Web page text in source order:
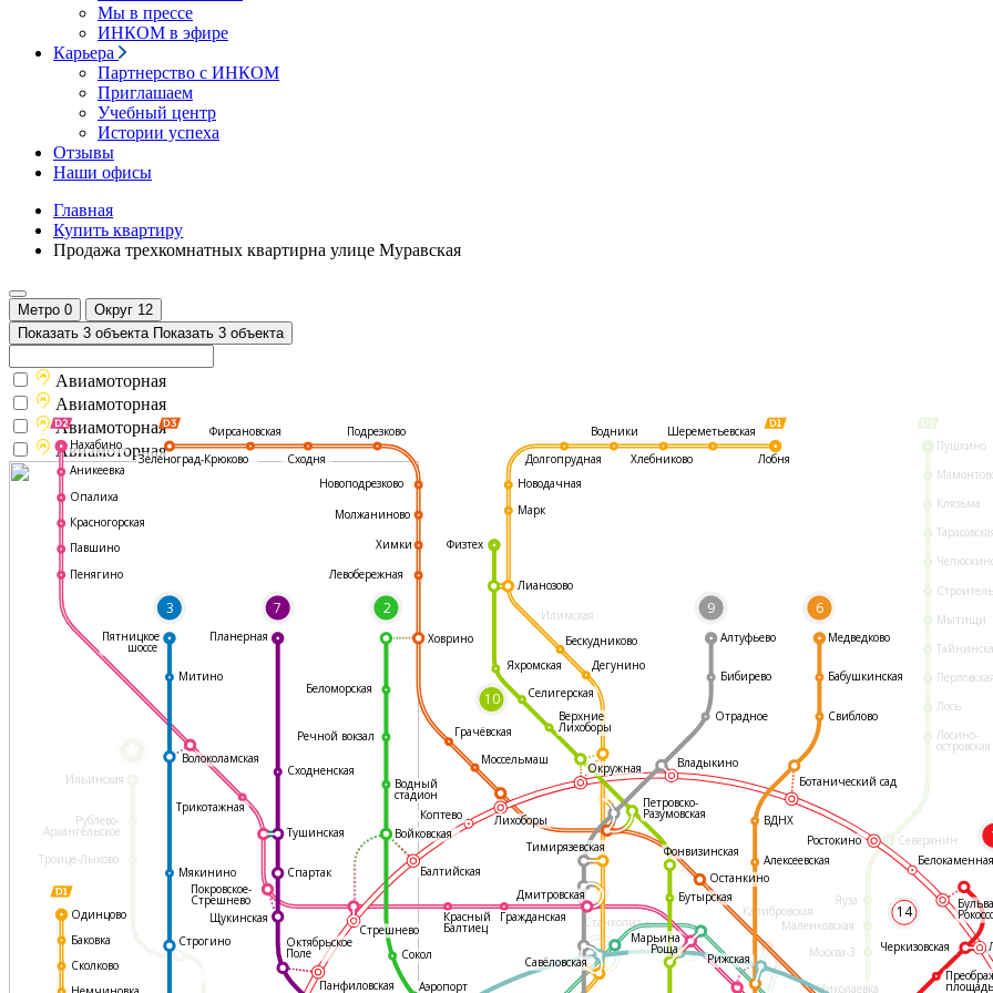
Мы в прессе
ИНКОМ в эфире
Карьера
Партнерство с ИНКОМ
Приглашаем
Учебный центр
Истории успеха
Отзывы
Наши офисы
Главная
Купить квартиру
Продажа трехкомнатных квартирна улице Муравская
Метро 0 Округ 12
Показать 3 объекта Показать 3 объекта
Илимская
Пушкино
Клязьма
Мытищи
Лось
Лосино-
островская
Северянин
Яуза
Маленковская
Москва-3
Николаевка
Ильинская
Рублево-
Архангельское
Троице-Лыково
Калибровская
Станколит
3 7
14
2 9 6
10
Фирсановская
Сходня
Подрезково
Новоподрезково
Молжаниново
Химки
Левобережная
Ховрино
Грачёвская
Моссельмаш
Останкино
Медведково
Бабушкинская
Свиблово
ВДНХ
Алексеевская
Рижская
Аэропорт
Сокол
Красный
Балтиец
Гражданская
Дмитровская
Коптево Лихоборы
Балтийская
Войковская
Водный
стадион
Сходненская
Трикотажная
Волоколамская
Тушинская
Мякинино
Строгино
Митино
Нахабино
Аникеевка
Опалиха
Красногорская
Павшино
Пенягино
Одинцово
Баковка
Сколково
Пятницкое
шоссе
Планерная
Спартак
Стрешнево
Щукинская
Октябрьское
Поле
Панфиловская
Окружная
Дегунино
Бескудниково
Верхние
Лихоборы
Селигерская
Физтех
Яхромская
Марк
Лианозово
Новодачная
Речной вокзал
Беломорская
Долгопрудная
Водники
Хлебниково
Шереметьевская
Лобня
Тимирязевская
Марьина
Роща
Савёловская
Фонвизинская
Бутырская
Петровско-
Разумовская
Покровское-
Стрешнево
Бибирево
Отрадное
Владыкино
Ботанический сад
Алтуфьево
Ростокино
Черкизовская
площадь
Зеленоград-Крюково
Авиамоторная
Авиамоторная
Авиамоторная
Авиамоторная